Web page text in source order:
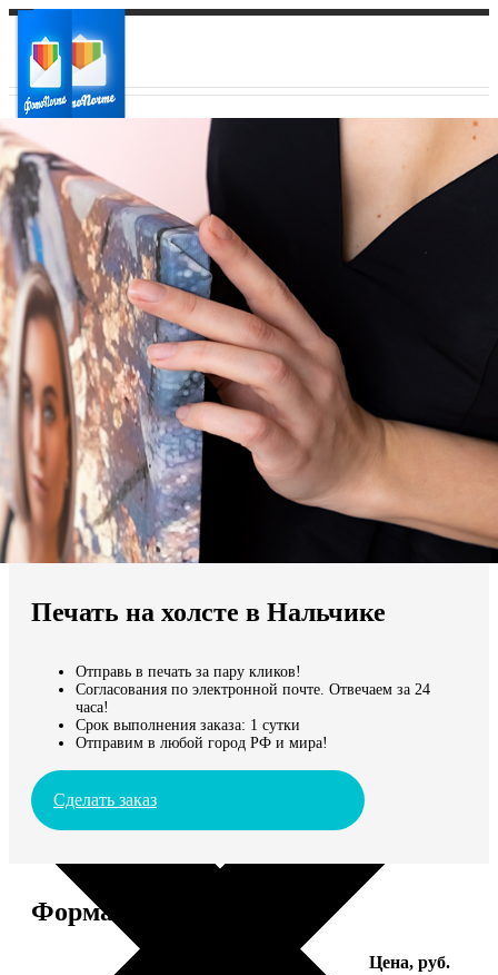
Ваш город:
Ваш регион доставки
Выберите из списка:
Мы доставляем по всему миру
Печать на холсте в Нальчике
Отправь в печать за пару кликов!
Согласования по электронной почте. Отвечаем за 24
часа!
Срок выполнения заказа: 1 сутки
Отправим в любой город РФ и мира!
Сделать заказ
Форматы и цены
Цена, руб.